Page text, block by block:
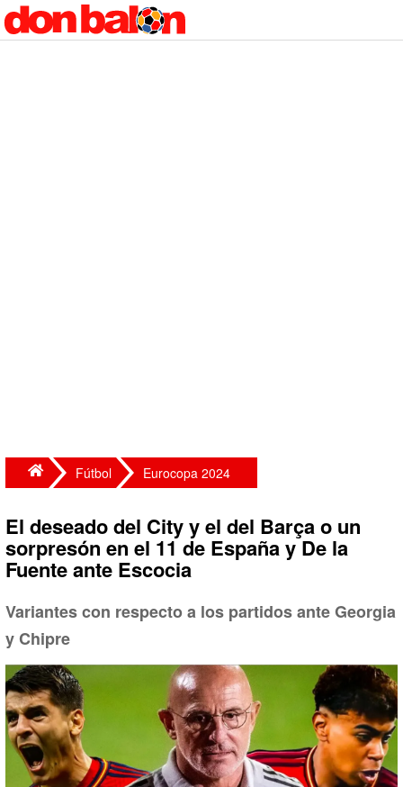
Fútbol Eurocopa 2024
El deseado del City y el del Barça o un
sorpresón en el 11 de España y De la
Fuente ante Escocia
Variantes con respecto a los partidos ante Georgia
y Chipre